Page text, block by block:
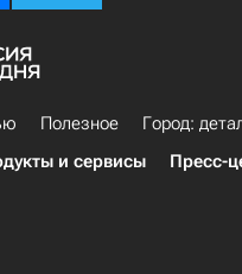
Полезное
Город:
и сервисы Пресс-